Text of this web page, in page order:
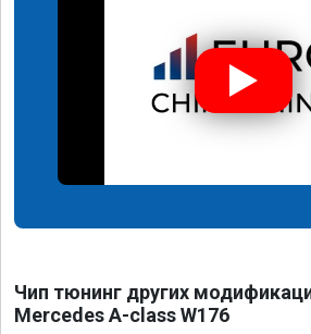
Чип тюнинг других
Mercedes A-class W176